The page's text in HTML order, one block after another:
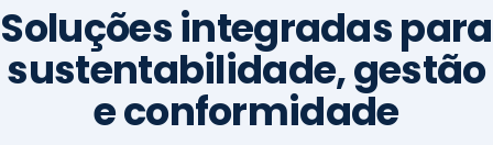
Soluções integradas para
sustentabilidade, gestão
e conformidade